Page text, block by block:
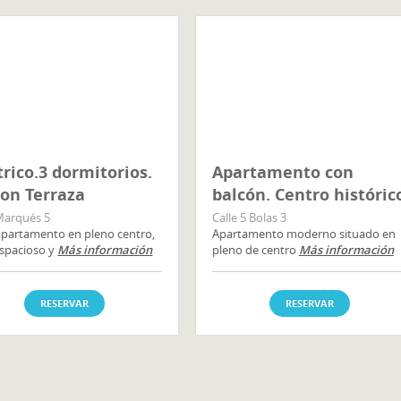
dormitorios.
Terraza
5
en pleno centro,
y Más información
RESERVAR
Apartamento con
balcón. Centro
Calle 5 Bolas 3
Apartamento moderno situado en
pleno de centro Más información
RESERVAR